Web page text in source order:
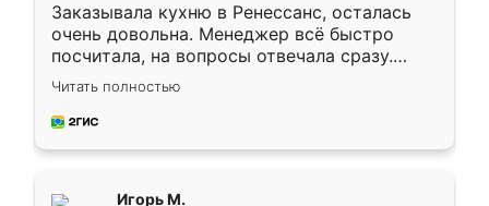
Заказывала кухню в Ренессанс, осталась
очень довольна. Менеджер всё быстро
посчитала, на вопросы отвечала сразу.
Замерщик приехал в субботу, подошёл к
делу со всей ответственностью. Собрали
за день, ребята работали аккуратно, даже
Читать полностью
Игорь М.